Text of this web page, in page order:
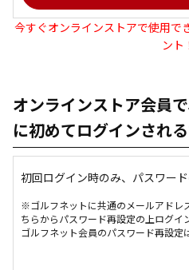
今すぐオンラインストアで使用で
ント
オンラインストア会員
に初めてログインされ
初回ログイン時のみ、パスワー
※ゴルフネットに共通のメールアドレ
ちらからパスワード再設定の上ログイ
ゴルフネット会員のパスワード再設定